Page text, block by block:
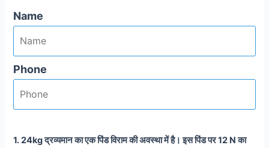
Name
Phone
1. 24kg द्रव्यमान का एक पिंड विराम की अवस्था में है। इस पिंड पर 12 N का